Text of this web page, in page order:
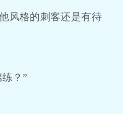
风格的刺客还是有待
？”